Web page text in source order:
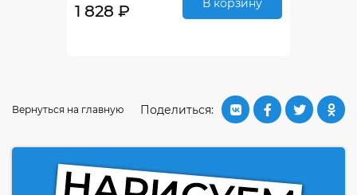
1 828 ₽ В корзину
Поделиться:
Вернуться на главную